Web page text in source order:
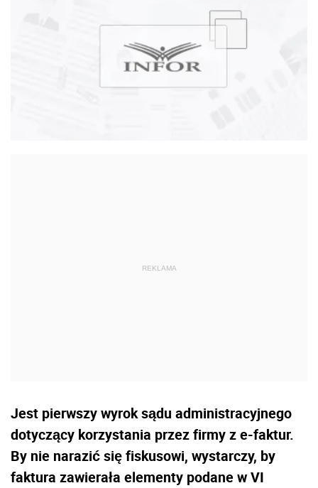
Jest pierwszy wyrok sądu administracyjnego
dotyczący korzystania przez firmy z e-faktur.
By nie narazić się fiskusowi, wystarczy, by
faktura zawierała elementy podane w VI